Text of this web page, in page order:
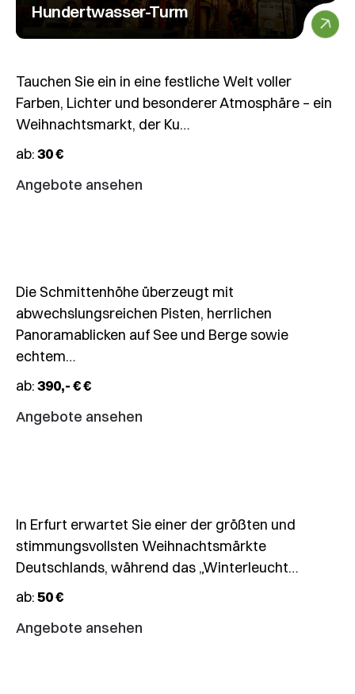
Hundertwasser-Turm
Tauchen Sie ein in eine festliche Welt voller
Farben, Lichter und besonderer Atmosphäre – ein
Weihnachtsmarkt, der Ku…
ab:30 €
Angebote ansehen
18.12.
20.12.2026
Wochenendskifahrt
Zell
am
See
Die Schmittenhöhe überzeugt mit
abwechslungsreichen Pisten, herrlichen
Panoramablicken auf See und Berge sowie
echtem…
ab:390,- € €
Angebote ansehen
20.12.2026
🎄
Weihnachtsmärkte
Erfurt
&
In Erfurt erwartet Sie einer der größten und
stimmungsvollsten Weihnachtsmärkte
Deutschlands, während das „Winterleucht…
ab:50 €
Angebote ansehen
22.12.
–
22.12.2026
🎄
Weihnachtsmarkt